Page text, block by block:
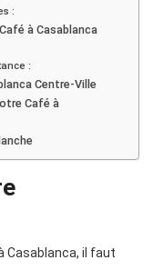
:
à Casablanca
:
Centre-Ville
Café à
Casablanca, il faut